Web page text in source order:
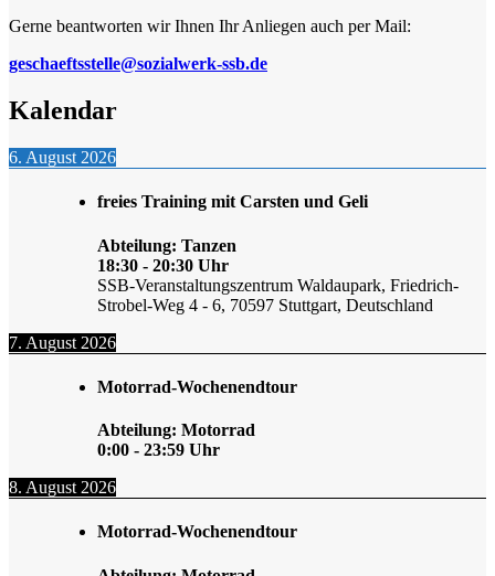
Gerne beantworten wir Ihnen Ihr Anliegen auch per Mail:
geschaeftsstelle@sozialwerk-ssb.de
Kalendar
6. August 2026
freies Training mit Carsten und Geli
Abteilung: Tanzen
18:30 - 20:30 Uhr
SSB-Veranstaltungszentrum Waldaupark, Friedrich-
Strobel-Weg 4 - 6, 70597 Stuttgart, Deutschland
7. August 2026
Motorrad-Wochenendtour
Abteilung: Motorrad
0:00 - 23:59 Uhr
8. August 2026
Motorrad-Wochenendtour